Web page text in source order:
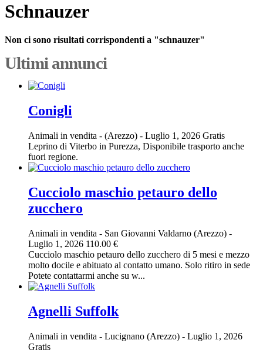
Schnauzer
Non ci sono risultati corrispondenti a "schnauzer"
Ultimi annunci
Conigli
Animali in vendita - (Arezzo) - Luglio 1, 2026 Gratis
Leprino di Viterbo in Purezza, Disponibile trasporto anche
fuori regione.
Cucciolo maschio petauro dello
zucchero
Animali in vendita - San Giovanni Valdarno (Arezzo) -
Luglio 1, 2026 110.00 €
Cucciolo maschio petauro dello zucchero di 5 mesi e mezzo
molto docile e abituato al contatto umano. Solo ritiro in sede
Potete contattarmi anche su w...
Agnelli Suffolk
Animali in vendita - Lucignano (Arezzo) - Luglio 1, 2026
Gratis